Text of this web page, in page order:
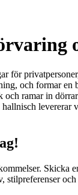
och formar
ramar in